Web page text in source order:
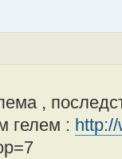
,
гелем :